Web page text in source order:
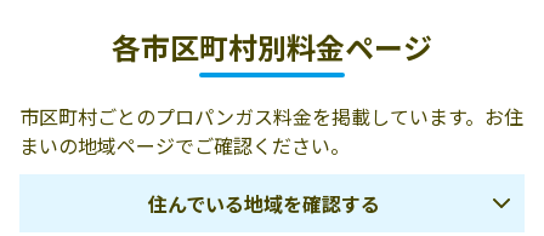
高下石油ガス商
242-0001 大和市
下鶴間2147
046-274-0780
県央ガス協同組
合
242-0011 大和市
深見3929-9
046-263-6684
各市区町村別料金ページ
市区町村ごとのプロパンガス料金を掲載しています。お住
まいの地域ページでご確認ください。
住んでいる地域を確認する